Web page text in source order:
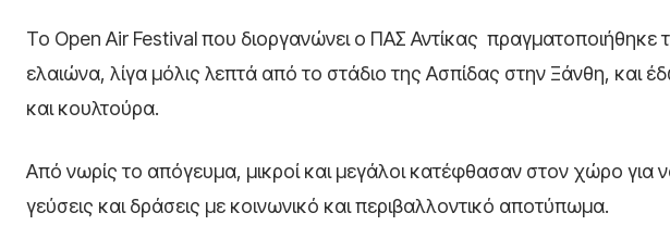
Το Open Air Festival που διοργανώνει ο ΠΑΣ Αντίκας
ελαιώνα, λίγα μόλις λεπτά από το στάδιο της Ασπίδας στην Ξάνθη, και
και κουλτούρα.
Από νωρίς το απόγευμα, μικροί και μεγάλοι κατέφθασαν στον χώρο για
γεύσεις και δράσεις με κοινωνικό και περιβαλλοντικό αποτύπωμα.